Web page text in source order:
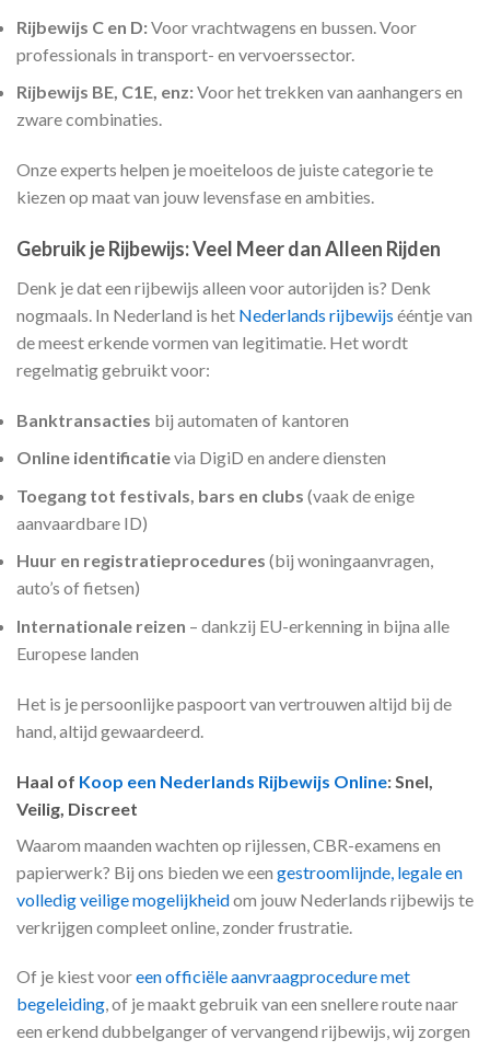
Rijbewijs C en D:Voor vrachtwagens en bussen. Voor
professionals in transport- en vervoerssector.
Rijbewijs BE, C1E, enz:Voor het trekken van aanhangers en
zware combinaties.
Onze experts helpen je moeiteloos de juiste categorie te
kiezen op maat van jouw levensfase en ambities.
Gebruik je Rijbewijs: Veel Meer dan Alleen Rijden
Denk je dat een rijbewijs alleen voor autorijden is? Denk
nogmaals. In Nederland is het Nederlands rijbewijs ééntje van
de meest erkende vormen van legitimatie. Het wordt
regelmatig gebruikt voor:
Banktransacties bij automaten of kantoren
Online identificatievia DigiD en andere diensten
Toegang tot festivals, bars en clubs (vaak de enige
aanvaardbare ID)
Huur en registratieprocedures (bij woningaanvragen,
auto’s of fietsen)
Internationale reizen – dankzij EU-erkenning in bijna alle
Europese landen
Het is je persoonlijke paspoort van vertrouwen altijd bij de
hand, altijd gewaardeerd.
Haal of Koop een Nederlands Rijbewijs Online: Snel,
Veilig, Discreet
Waarom maanden wachten op rijlessen, CBR-examens en
papierwerk? Bij ons bieden we een gestroomlijnde, legale en
volledig veilige mogelijkheidom jouw Nederlands rijbewijs te
verkrijgen compleet online, zonder frustratie.
Of je kiest vooreen officiële aanvraagprocedure met
begeleiding, of je maakt gebruik van een snellere route naar
een erkend dubbelganger of vervangend rijbewijs, wij zorgen